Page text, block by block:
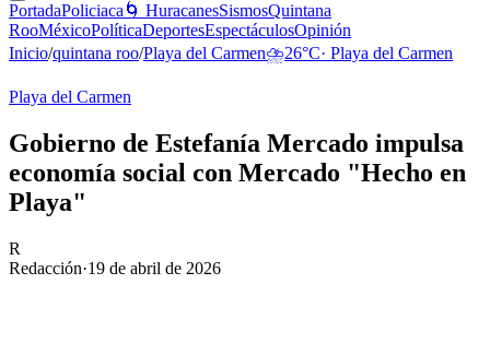
PortadaPoliciaca 🌀 HuracanesSismosQuintana
RooMéxicoPolíticaDeportesEspectáculosOpinión
Inicio/quintana roo/Playa del Carmen⛈️26°C· Playa del Carmen
Playa del Carmen
Gobierno de Estefanía Mercado impulsa
economía social con Mercado "Hecho en
Playa"
R
Redacción·19 de abril de 2026